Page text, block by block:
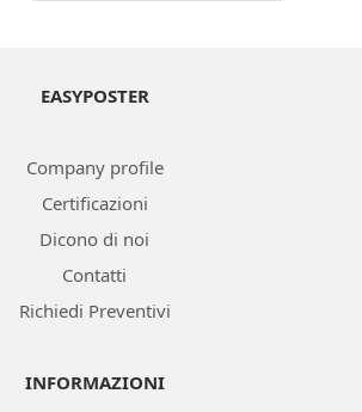
EASYPOSTER
Company profile
Certificazioni
Dicono di noi
Contatti
Richiedi Preventivi
INFORMAZIONI